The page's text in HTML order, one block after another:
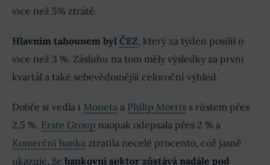
více než 5% ztrátě.
Hlavním tahounem byl ČEZ, který za týden posílil o
více než 3 %. Zásluhu na tom měly výsledky za první
kvartál a také sebevědomější celoroční výhled.
Dobře si vedla i Moneta a Philip Morris s růstem přes
2,5 %. Erste Group naopak odepsala přes 2 % a
Komerční banka ztratila necelé procento, což jasně
ukazuje, že bankovní sektor zůstává nadále pod